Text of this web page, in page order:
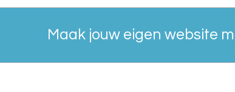
Maak jouw eigen website